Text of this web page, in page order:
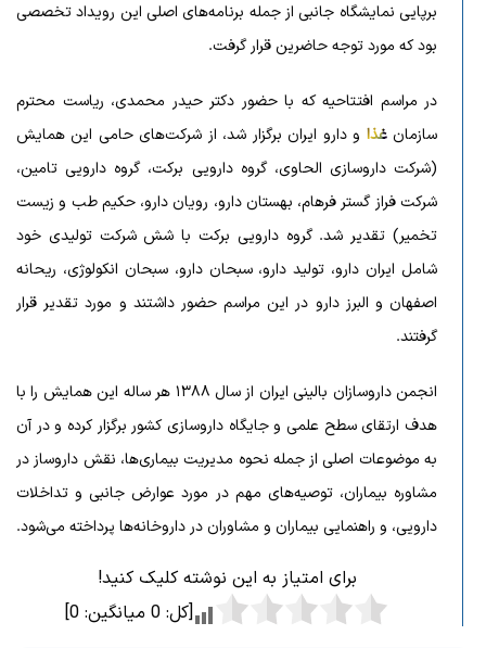
برپایی نمایشگاه جانبی از جمله برنامه‌های اصلی این رویداد تخصصی
بود که مورد توجه حاضرین قرار گرفت.
در مراسم افتتاحیه که با حضور دکتر حیدر محمدی، ریاست محترم
سازمان غذاو دارو ایران برگزار شد، از شرکت‌های حامی این همایش
(شرکت داروسازی الحاوی، گروه دارویی برکت، گروه دارویی تامین،
شرکت فراز گستر فرهام، بهستان دارو، رویان دارو، حکیم طب و زیست
تخمیر) تقدیر شد. گروه دارویی برکت با شش شرکت تولیدی خود
شامل ایران دارو، تولید دارو، سبحان دارو، سبحان انکولوژی، ریحانه
اصفهان و البرز دارو در این مراسم حضور داشتند و مورد تقدیر قرار
گرفتند.
انجمن داروسازان بالینی ایران از سال ۱۳۸۸ هر ساله این همایش را با
هدف ارتقای سطح علمی و جایگاه داروسازی کشور برگزار کرده و در آن
به موضوعات اصلی از جمله نحوه مدیریت بیماری‌ها، نقش داروساز در
مشاوره بیماران، توصیه‌های مهم در مورد عوارض جانبی و تداخلات
دارویی، و راهنمایی بیماران و مشاوران در داروخانه‌ها پرداخته می‌شود.
برای امتیاز به این نوشته کلیک کنید!
[کل: 0میانگین: 0
]